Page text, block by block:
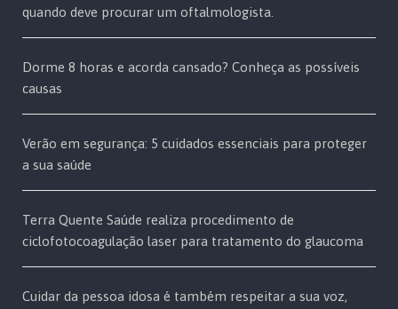
quando deve procurar um oftalmologista.
Dorme 8 horas e acorda cansado? Conheça as possíveis
causas
Verão em segurança: 5 cuidados essenciais para proteger
a sua saúde
Terra Quente Saúde realiza procedimento de
ciclofotocoagulação laser para tratamento do glaucoma
Cuidar da pessoa idosa é também respeitar a sua voz,